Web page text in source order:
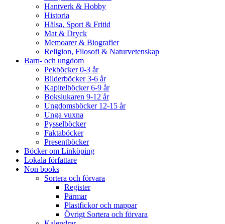
Hantverk & Hobby
Historia
Hälsa, Sport & Fritid
Mat & Dryck
Memoarer & Biografier
Religion, Filosofi & Naturvetenskap
Barn- och ungdom
Pekböcker 0-3 år
Bilderböcker 3-6 år
Kapitelböcker 6-9 år
Bokslukaren 9-12 år
Ungdomsböcker 12-15 år
Unga vuxna
Pysselböcker
Faktaböcker
Presentböcker
Böcker om Linköping
Lokala författare
Non books
Sortera och förvara
Register
Pärmar
Plastfickor och mappar
Övrigt Sortera och förvara